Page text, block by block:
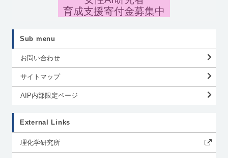
育成支援寄付金募集中
Sub menu
お問い合わせ
サイトマップ
AIP内部限定ページ
External Links
理化学研究所